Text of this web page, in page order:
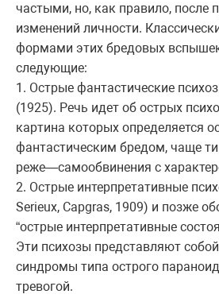
частыми, но, как правило, после
изменений личности.
формами этих бредовых
следующие:
1. Острые фантастические
(1925). Речь идет об острых
картина которых определяется
фантастическим бредом, чаще
реже—самообвинения с
2. Острые интерпретативные
Serieux, Capgras, 1909) и позже
“острые интерпретативные
Эти психозы представляют
синдромы типа острого
тревогой.